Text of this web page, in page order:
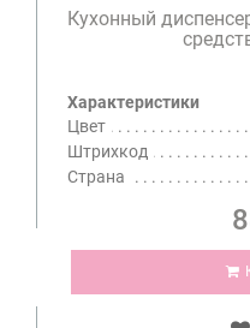
Кухонный
Характеристики
Цвет
Штрихкод
Страна